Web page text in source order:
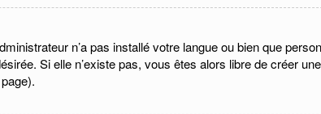
n’a pas installé votre langue ou bien que
Si elle n’existe pas, vous êtes alors libre de créer